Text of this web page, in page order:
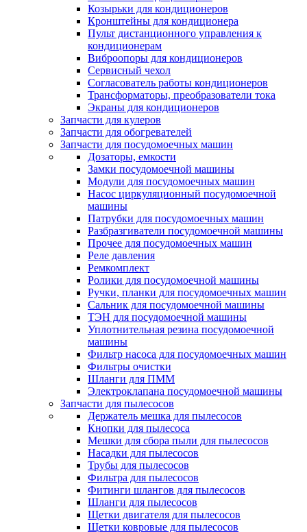
Козырьки для кондиционеров
Кронштейны для кондиционера
Пульт дистанционного управления к
кондиционерам
Виброопоры для кондиционеров
Сервисный чехол
Согласователь работы кондиционеров
Трансформаторы, преобразователи тока
Экраны для кондиционеров
Запчасти для кулеров
Запчасти для обогревателей
Запчасти для посудомоечных машин
Дозаторы, емкости
Замки посудомоечной машины
Модули для посудомоечных машин
Насос циркуляционный посудомоечной
машины
Патрубки для посудомоечных машин
Разбразгиватели посудомоечной машины
Прочее для посудомоечных машин
Реле давления
Ремкомплект
Ролики для посудомоечной машины
Ручки, планки для посудомоечных машин
Сальник для посудомоечной машины
ТЭН для посудомоечной машины
Уплотнительная резина посудомоечной
машины
Фильтр насоса для посудомоечных машин
Фильтры очистки
Шланги для ПММ
Электроклапана посудомоечной машины
Запчасти для пылесосов
Держатель мешка для пылесосов
Кнопки для пылесоса
Мешки для сбора пыли для пылесосов
Насадки для пылесосов
Трубы для пылесосов
Фильтра для пылесосов
Фитинги шлангов для пылесосов
Шланги для пылесосов
Щетки двигателя для пылесосов
Щетки ковровые для пылесосов